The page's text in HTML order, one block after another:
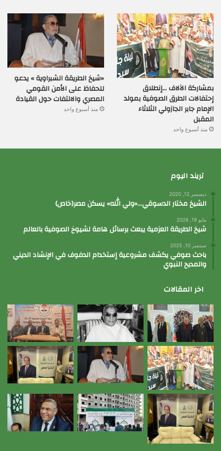
بمشاركة الآلاف …إنطلاق
إحتفالات الطرق الصوفية بمولد
الإمام جابر الجازولي الثلاثاء
المقبل
منذ أسبوع واحد
«شيخ الطريقة الشبراوية » يدعو
للحفاظ على الأمن القومي
المصري والالتفات حول القيادة
منذ أسبوع واحد
تريند اليوم
ديسمبر 12, 2020
الشيخ مختار الدسوقي…«ولي الله» يسكن مصر(خاص)
مايو 19, 2026
شيخ الطريقة العزمية يبعث برسائل هامة لشيوخ الصوفية بالعالم
سبتمبر 10, 2025
باحث صوفي يكشف مشروعية إستخدام الدفوف في الإنشاد الديني
والمديح النبوي
اخر المقالات